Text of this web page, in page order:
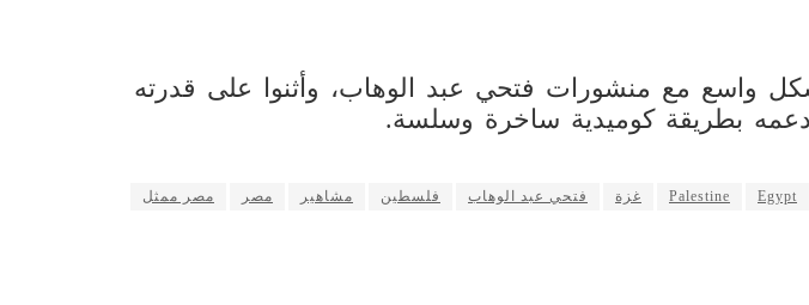
واسع مع منشورات فتحي عبد الوهاب، وأثنوا على قدرته
بطريقة كوميدية ساخرة وسلسة.
Egypt
Palestine غزة فتحي عبد الوهاب فلسطين مشاهير مصر مصر ممثل